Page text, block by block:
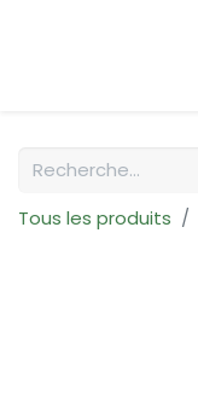
Tous les produits